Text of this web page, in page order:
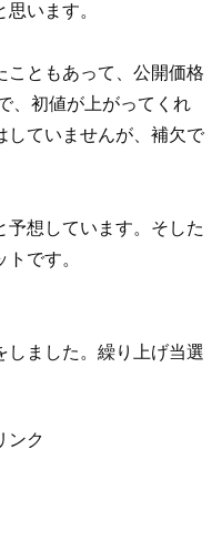
います。
こともあって、公開価格
、初値が上がってくれ
していませんが、補欠で
予想しています。そした
です。
しました。繰り上げ当選
ンク